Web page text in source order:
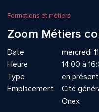
Formations et métiers
Zoom Métiers
Date
mercredi
Heure
14:00 à
Type
en
Emplacement
Cité
Onex